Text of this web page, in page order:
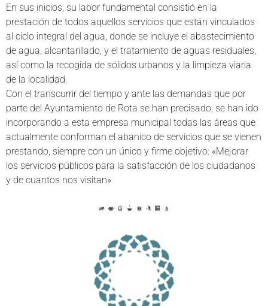
En sus inicios, su labor fundamental consistió en la
prestación de todos aquellos servicios que están vinculados
al ciclo integral del agua, donde se incluye el abastecimiento
de agua, alcantarillado, y el tratamiento de aguas residuales,
así como la recogida de sólidos urbanos y la limpieza viaria
de la localidad.
Con el transcurrir del tiempo y ante las demandas que por
parte del Ayuntamiento de Rota se han precisado, se han ido
incorporando a esta empresa municipal todas las áreas que
actualmente conforman el abanico de servicios que se vienen
prestando, siempre con un único y firme objetivo: «Mejorar
los servicios públicos para la satisfacción de los ciudadanos
y de cuantos nos visitan»